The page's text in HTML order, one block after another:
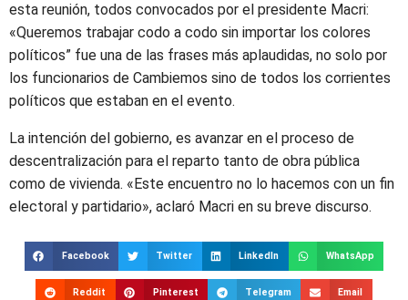
esta reunión, todos convocados por el presidente Macri:
«Queremos trabajar codo a codo sin importar los colores
políticos” fue una de las frases más aplaudidas, no solo por
los funcionarios de Cambiemos sino de todos los corrientes
políticos que estaban en el evento.
La intención del gobierno, es avanzar en el proceso de
descentralización para el reparto tanto de obra pública
como de vivienda. «Este encuentro no lo hacemos con un fin
electoral y partidario», aclaró Macri en su breve discurso.
Facebook Twitter LinkedIn WhatsApp
Reddit Pinterest Telegram Email